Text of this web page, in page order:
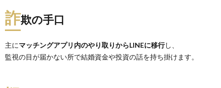
詐欺の手口
主にマッチングアプリ内のやり取りからLINEに移行し、
監視の目が届かない所で結婚資金や投資の話を持ち掛けます。